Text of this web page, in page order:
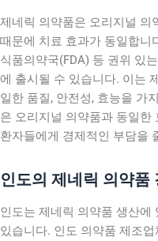
제네릭 의약품은 오리지널 의
때문에 치료 효과가 동일합니
식품의약국(FDA) 등 권위 있
에 출시될 수 있습니다. 이는
일한 품질, 안전성, 효능을 가
은 오리지널 의약품과 동일한
환자들에게 경제적인 부담을
인도의 제네릭 의약품
인도는 제네릭 의약품 생산에
있습니다. 인도 의약품 제조